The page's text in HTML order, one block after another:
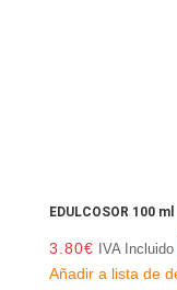
EDULCOSOR 100 ml
3.80€ IVA Incluido
Añadir a lista de